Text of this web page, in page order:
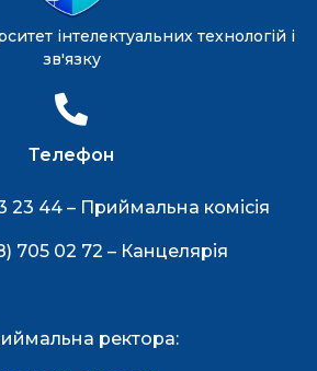
інтелектуальних технологій і
зв'язку
Телефон
23 44 – Приймальна комісія
705 02 72 – Канцелярія
ректора: